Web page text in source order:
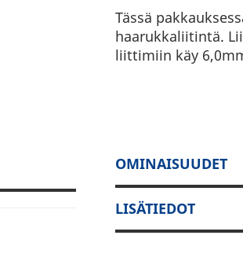
Tässä
haarukkaliitintä.
liittimiin käy
OMINAISUUDET
LISÄTIEDOT